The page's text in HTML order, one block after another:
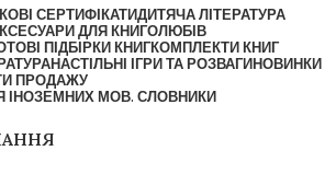
СЕРТИФІКАТИДИТЯЧА ЛІТЕРАТУРА
ДЛЯ КНИГОЛЮБІВ
ПІДБІРКИ КНИГКОМПЛЕКТИ КНИГ
НАСТІЛЬНІ ІГРИ ТА РОЗВАГИ НОВИНКИ
ПРОДАЖУ
ІНОЗЕМНИХ МОВ. СЛОВНИКИ